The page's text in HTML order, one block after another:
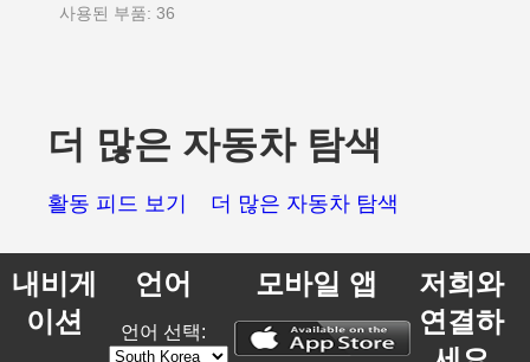
사용된 부품: 36
더 많은 자동차 탐색
활동 피드 보기 더 많은 자동차 탐색
내비게
이션
언어
언어 선택:
모바일 앱
저희와
연결하